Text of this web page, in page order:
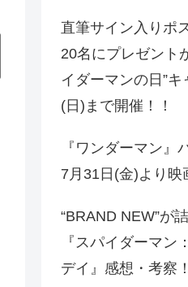
直筆サイン入りポ
20名にプレゼント
イダーマンの日”
(日)まで開催！！
『ワンダーマン』
7月31日(金)より映
“BRAND NEW”が
『スパイダーマン
デイ』感想・考察